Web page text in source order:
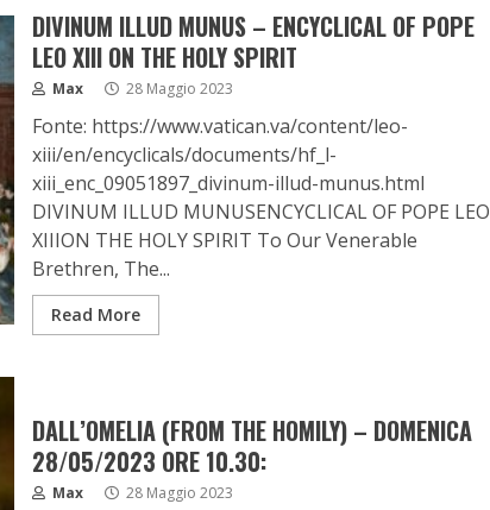
DIVINUM ILLUD MUNUS – ENCYCLICAL OF POPE
LEO XIII ON THE HOLY SPIRIT
Max 28 Maggio 2023
Fonte: https://www.vatican.va/content/leo-
xiii/en/encyclicals/documents/hf_l-
xiii_enc_09051897_divinum-illud-munus.html
DIVINUM ILLUD MUNUSENCYCLICAL OF POPE LEO
XIIION THE HOLY SPIRIT To Our Venerable
Brethren, The...
Read More
DALL’OMELIA (FROM THE HOMILY) – DOMENICA
28/05/2023 ORE 10.30:
Max 28 Maggio 2023